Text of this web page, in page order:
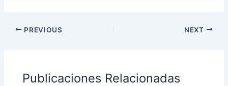
PREVIOUS NEXT
Publicaciones Relacionadas